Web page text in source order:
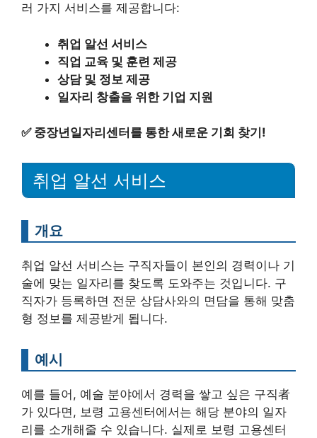
러 가지 서비스를 제공합니다:
취업 알선 서비스
직업 교육 및 훈련 제공
상담 및 정보 제공
일자리 창출을 위한 기업 지원
✅ 중장년일자리센터를 통한 새로운 기회 찾기!
취업 알선 서비스
개요
취업 알선 서비스는 구직자들이 본인의 경력이나 기
술에 맞는 일자리를 찾도록 도와주는 것입니다. 구
직자가 등록하면 전문 상담사와의 면담을 통해 맞춤
형 정보를 제공받게 됩니다.
예시
예를 들어, 예술 분야에서 경력을 쌓고 싶은 구직者
가 있다면, 보령 고용센터에서는 해당 분야의 일자
리를 소개해줄 수 있습니다. 실제로 보령 고용센터